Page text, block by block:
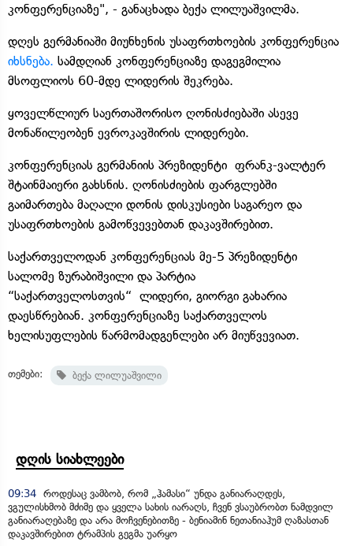
კონფერენციაზე", - განაცხადა ბექა ლილუაშვილმა.
დღეს გერმანიაში მიუნხენის უსაფრთხოების კონფერენცია
იხსნება. სამდღიან კონფერენციაზე დაგეგმილია
მსოფლიოს 60-მდე ლიდერის შეკრება.
ყოველწლიურ საერთაშორისო ღონისძიებაში ასევე
მონაწილეობენ ევროკავშირის ლიდერები.
კონფერენციას გერმანიის პრეზიდენტი ფრანკ-ვალტერ
შტაინმაიერი გახსნის. ღონისძიების ფარგლებში
გაიმართება მაღალი დონის დისკუსიები საგარეო და
უსაფრთხოების გამოწვევებთან დაკავშირებით.
საქართველოდან კონფერენციას მე-5 პრეზიდენტი
სალომე ზურაბიშვილი და პარტია
“საქართველოსთვის“ ლიდერი, გიორგი გახარია
დაესწრებიან. კონფერენციაზე საქართველოს
ხელისუფლების წარმომადგენლები არ მიუწვევიათ.
თემები: ბექა ლილუაშვილი
დღის სიახლეები
09:34 როდესაც ვამბობ, რომ „ჰამასი“ უნდა განიარაღდეს,
ვგულისხმობ მძიმე და ყველა სახის იარაღს, ჩვენ ვსაუბრობთ ნამდვილ
განიარაღებაზე და არა მოჩვენებითზე - ბენიამინ ნეთანიაჰუმ ღაზასთან
დაკავშირებით ტრამპის გეგმა უარყო